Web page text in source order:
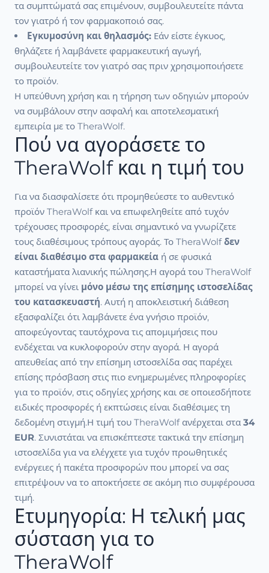
τα συμπτώματά σας επιμένουν, συμβουλευτείτε πάντα
τον γιατρό ή τον φαρμακοποιό σας.
Εγκυμοσύνη και θηλασμός: Εάν είστε έγκυος,
θηλάζετε ή λαμβάνετε φαρμακευτική αγωγή,
συμβουλευτείτε τον γιατρό σας πριν χρησιμοποιήσετε
το προϊόν.
Η υπεύθυνη χρήση και η τήρηση των οδηγιών μπορούν
να συμβάλουν στην ασφαλή και αποτελεσματική
εμπειρία με το TheraWolf.
Πού να αγοράσετε το
TheraWolf και η τιμή του
Για να διασφαλίσετε ότι προμηθεύεστε το αυθεντικό
προϊόν TheraWolf και να επωφεληθείτε από τυχόν
τρέχουσες προσφορές, είναι σημαντικό να γνωρίζετε
τους διαθέσιμους τρόπους αγοράς. Το TheraWolfδεν
είναι διαθέσιμο στα φαρμακεία ή σε φυσικά
καταστήματα λιανικής πώλησης.Η αγορά του TheraWolf
μπορεί να γίνει μόνο μέσω της επίσημης ιστοσελίδας
του κατασκευαστή. Αυτή η αποκλειστική διάθεση
εξασφαλίζει ότι λαμβάνετε ένα γνήσιο προϊόν,
αποφεύγοντας ταυτόχρονα τις απομιμήσεις που
ενδέχεται να κυκλοφορούν στην αγορά. Η αγορά
απευθείας από την επίσημη ιστοσελίδα σας παρέχει
επίσης πρόσβαση στις πιο ενημερωμένες πληροφορίες
για το προϊόν, στις οδηγίες χρήσης και σε οποιεσδήποτε
ειδικές προσφορές ή εκπτώσεις είναι διαθέσιμες τη
δεδομένη στιγμή.Η τιμή του TheraWolf ανέρχεται στα 34
EUR. Συνιστάται να επισκέπτεστε τακτικά την επίσημη
ιστοσελίδα για να ελέγχετε για τυχόν προωθητικές
ενέργειες ή πακέτα προσφορών που μπορεί να σας
επιτρέψουν να το αποκτήσετε σε ακόμη πιο συμφέρουσα
τιμή.
Ετυμηγορία: Η τελική μας
σύσταση για το
TheraWolf